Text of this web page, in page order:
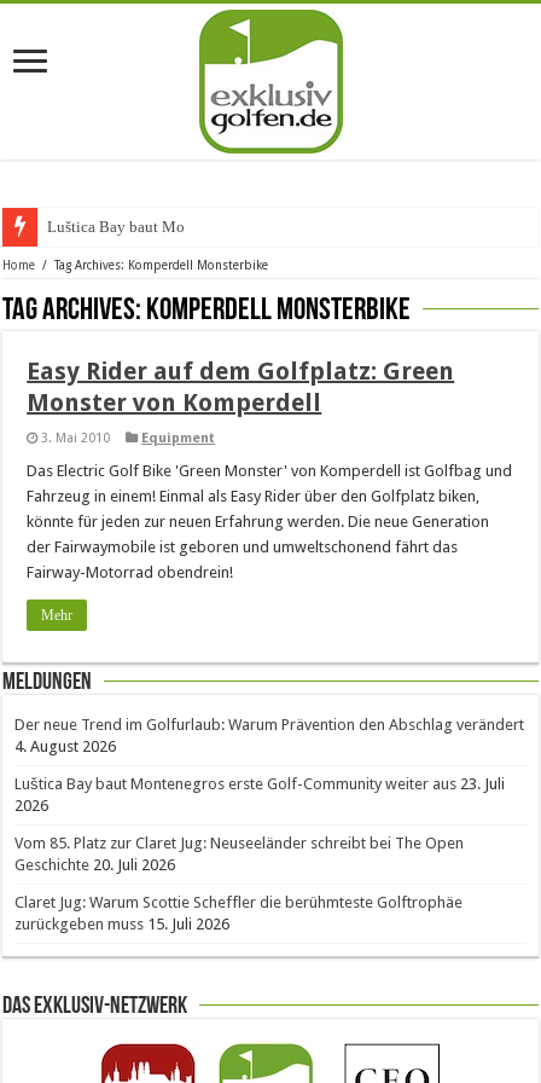
Luštica Bay baut Monte
Home / Tag Archives: Komperdell Monsterbike
Tag Archives: Komperdell Monsterbike
Easy Rider auf dem Golfplatz: Green
Monster von Komperdell
3. Mai 2010 Equipment
Das Electric Golf Bike 'Green Monster' von Komperdell ist Golfbag und
Fahrzeug in einem! Einmal als Easy Rider über den Golfplatz biken,
könnte für jeden zur neuen Erfahrung werden. Die neue Generation
der Fairwaymobile ist geboren und umweltschonend fährt das
Fairway-Motorrad obendrein!
Mehr
Meldungen
Der neue Trend im Golfurlaub: Warum Prävention den Abschlag verändert
4. August 2026
Luštica Bay baut Montenegros erste Golf-Community weiter aus 23. Juli
2026
Vom 85. Platz zur Claret Jug: Neuseeländer schreibt bei The Open
Geschichte 20. Juli 2026
Claret Jug: Warum Scottie Scheffler die berühmteste Golftrophäe
zurückgeben muss 15. Juli 2026
Das Exklusiv-Netzwerk